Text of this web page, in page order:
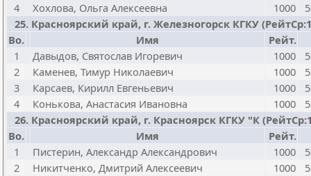
4
Хохлова, Ольга Алексеевна 1000
25. Красноярский край, г. Железногорск КГКУ
Bo.
Имя
Рейт.
1
Давыдов, Святослав Игоревич 1000
2
Каменев, Тимур Николаевич 1000
3
Карсаев, Кирилл Евгеньевич 1000
4
Конькова, Анастасия Ивановна 1000
26. Красноярский край, г. Красноярск КГКУ "К
Bo.
Имя
Рейт.
1
Пистерин, Александр Александрович 1000
2
Никитченко, Дмитрий Алексеевич 1000